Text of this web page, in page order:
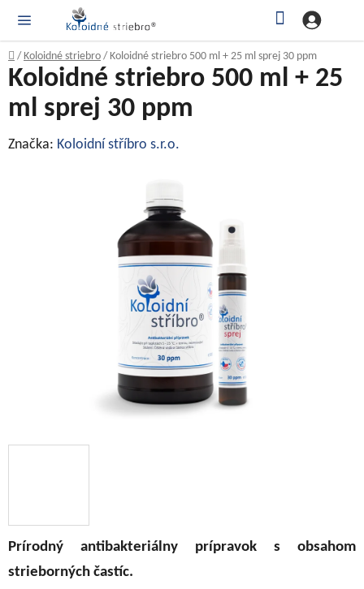
obsah
Domov
/ Koloidné striebro / Koloidné striebro 500 ml + 25 ml sprej 30 ppm
Prírodný antibakteriálny prípravok s obsahom
strieborných častíc.
Koloidné striebro 500 ml + 25
ml sprej 30 ppm
Značka: Koloidní stříbro s.r.o.